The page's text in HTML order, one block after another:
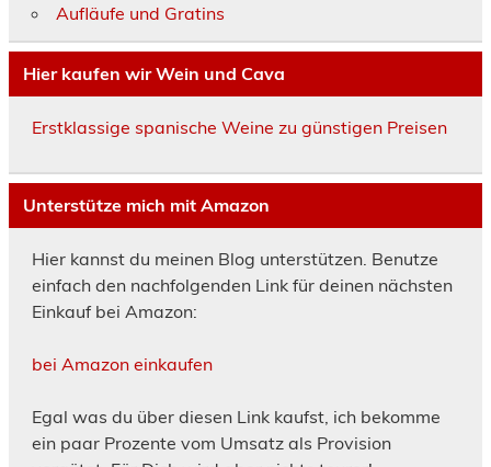
Aufläufe und Gratins
Hier kaufen wir Wein und Cava
Erstklassige spanische Weine zu günstigen Preisen
Unterstütze mich mit Amazon
Hier kannst du meinen Blog unterstützen. Benutze
einfach den nachfolgenden Link für deinen nächsten
Einkauf bei Amazon:
bei Amazon einkaufen
Egal was du über diesen Link kaufst, ich bekomme
ein paar Prozente vom Umsatz als Provision